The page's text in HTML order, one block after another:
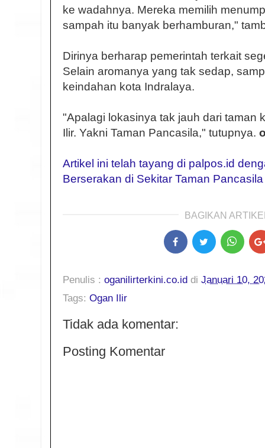
ke wadahnya. Mereka memilih
sampah itu banyak berhamburan,"
Dirinya berharap pemerintah terkait
Selain aromanya yang tak sedap,
keindahan kota Indralaya.
"Apalagi lokasinya tak jauh dari taman
Ilir. Yakni Taman Pancasila," tutupnya.
Artikel ini telah tayang di palpos.id
Berserakan di Sekitar Taman
BAGIKAN
Penulis : oganilirterkini.co.id di Januari 10,
Tags: Ogan Ilir
Tidak ada komentar:
Posting Komentar